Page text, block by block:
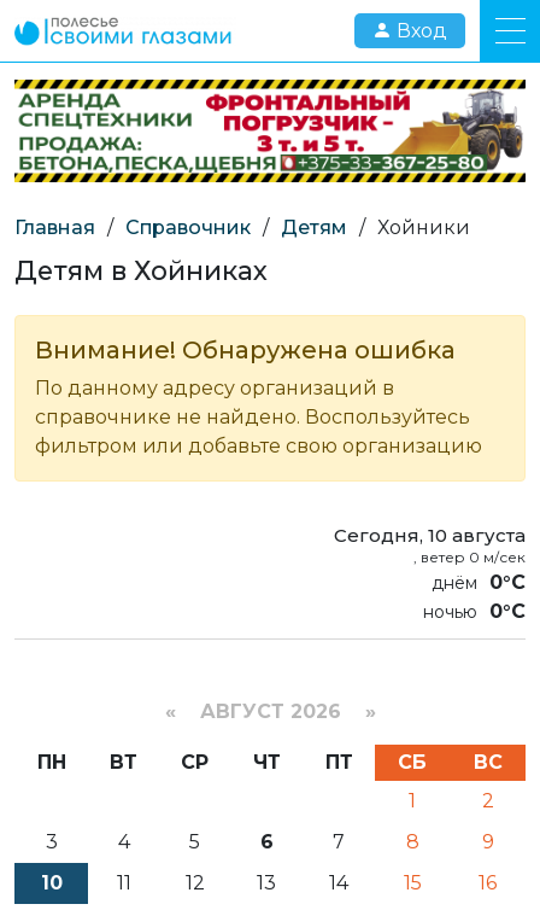
Вход
Главная / Справочник / Детям / Хойники
Детям в Хойниках
Внимание! Обнаружена ошибка
По данному адресу организаций в
справочнике не найдено. Воспользуйтесь
фильтром или добавьте свою организацию
Сегодня, 10 августа
, ветер 0 м/сек
0°C
0°C
« АВГУСТ 2026 »
ПН ВТ СР ЧТ ПТ СБ
ВС
1
2
3
4 5 6 7 8
9
10
11 12 13 14 15
16